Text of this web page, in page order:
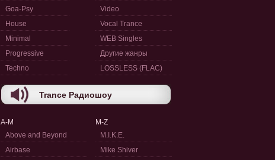
Goa-Psy
House
Minimal
Progressive
Techno
Video
Vocal Trance
WEB Singles
Другие жанры
LOSSLESS (FLAC)
Trance Радиошоу
A-M
Above and Beyond
Airbase
M-Z
M.I.K.E.
Mike Shiver